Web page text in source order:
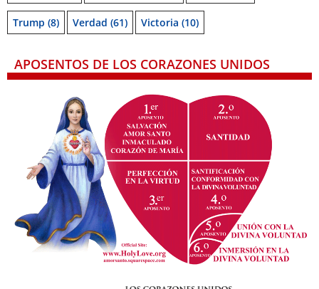
Trump (8) Verdad (61) Victoria (10)
APOSENTOS DE LOS CORAZONES UNIDOS